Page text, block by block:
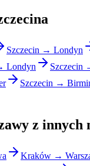
Szczecin → Londyn
Londyn
Szczecin
Szczecin →
z innych
Kraków →